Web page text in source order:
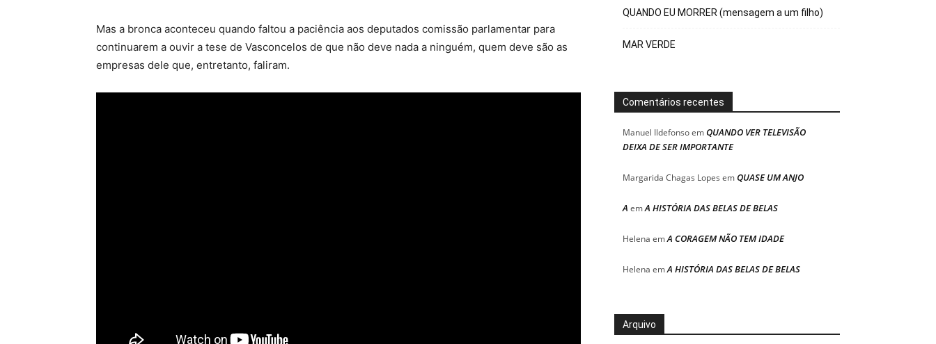
Mas a bronca aconteceu quando faltou a paciência aos deputados comissão parlamentar para
continuarem a ouvir a tese de Vasconcelos de que não deve nada a ninguém, quem deve são as
empresas dele que, entretanto, faliram.
QUANDO EU MORRER (mensagem a um filho)
MAR VERDE
Comentários recentes
Manuel IldefonsoemQUANDO VER TELEVISÃO
DEIXA DE SER IMPORTANTE
Margarida Chagas Lopes emQUASE UM ANJO
A emA HISTÓRIA DAS BELAS DE BELAS
Helena emA CORAGEM NÃO TEM IDADE
Helena emA HISTÓRIA DAS BELAS DE BELAS
Arquivo